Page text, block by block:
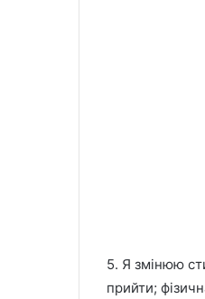
5. Я змінюю
прийти;